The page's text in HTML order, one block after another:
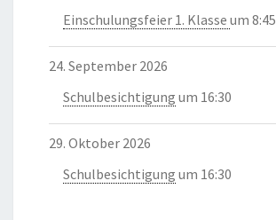
Einschulungsfeier 1. Klasse um 8:45
24. September 2026
Schulbesichtigung um 16:30
29. Oktober 2026
Schulbesichtigung um 16:30